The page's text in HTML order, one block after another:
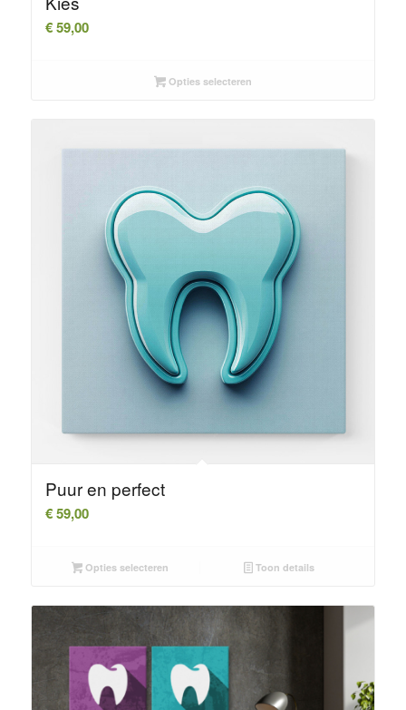
€59,00
Opties selecteren
Puur en perfect
€59,00
Opties selecteren Toon details